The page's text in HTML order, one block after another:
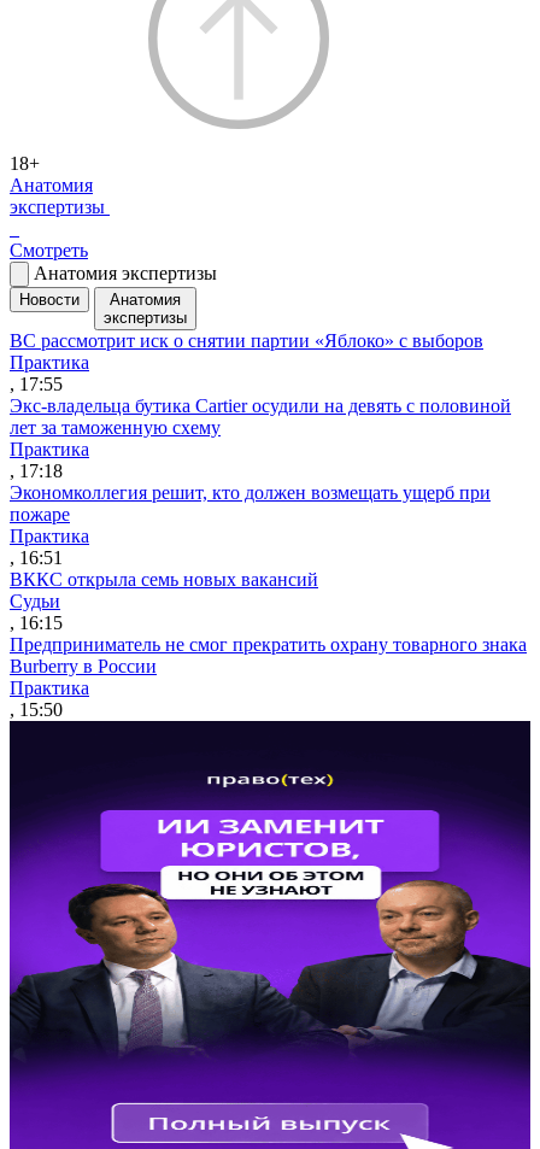
18+
Анатомия
экспертизы
Смотреть
Анатомия экспертизы
Новости
Анатомия
экспертизы
ВС рассмотрит иск о снятии партии «Яблоко» с выборов
Практика
, 17:55
Экс-владельца бутика Cartier осудили на девять с половиной
лет за таможенную схему
Практика
, 17:18
Экономколлегия решит, кто должен возмещать ущерб при
пожаре
Практика
, 16:51
ВККС открыла семь новых вакансий
Судьи
, 16:15
Предприниматель не смог прекратить охрану товарного знака
Burberry в России
Практика
, 15:50